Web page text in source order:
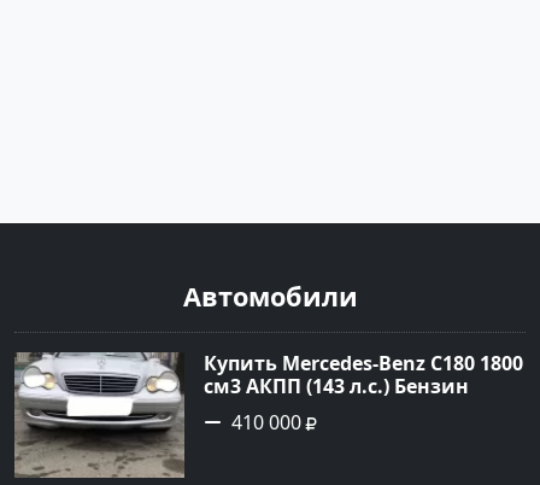
Автомобили
Купить Mercedes-Benz C180 1800
см3 АКПП (143 л.с.) Бензин
инжектор в Тимашевск : цвет
Серебряный Седан 2006 года по
410 000